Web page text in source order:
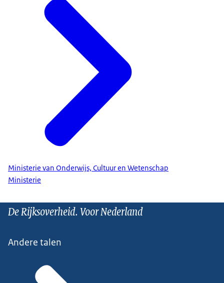
Ministerie van Onderwijs, Cultuur en Wetenschap
Ministerie
De Rijksoverheid. Voor Nederland
Andere talen